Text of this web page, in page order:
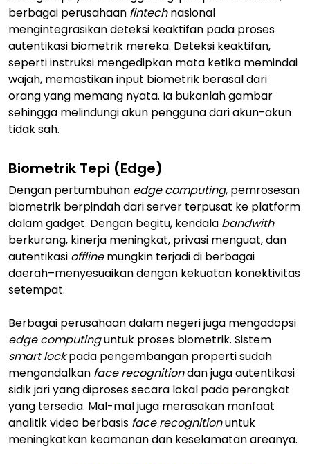
berbagai perusahaan fintechnasional
mengintegrasikan deteksi keaktifan pada proses
autentikasi biometrik mereka. Deteksi keaktifan,
seperti instruksi mengedipkan mata ketika memindai
wajah, memastikan input biometrik berasal dari
orang yang memang nyata. Ia bukanlah gambar
sehingga melindungi akun pengguna dari akun-akun
tidak sah.
Biometrik Tepi (Edge)
Dengan pertumbuhan edge computing, pemrosesan
biometrik berpindah dari server terpusat ke platform
dalam gadget. Dengan begitu, kendala bandwith
berkurang, kinerja meningkat, privasi menguat, dan
autentikasi offlinemungkin terjadi di berbagai
daerah–menyesuaikan dengan kekuatan konektivitas
setempat.
Berbagai perusahaan dalam negeri juga mengadopsi
edge computinguntuk proses biometrik. Sistem
smart lockpada pengembangan properti sudah
mengandalkan face recognitiondan juga autentikasi
sidik jari yang diproses secara lokal pada perangkat
yang tersedia. Mal-mal juga merasakan manfaat
analitik video berbasis face recognitionuntuk
meningkatkan keamanan dan keselamatan areanya.